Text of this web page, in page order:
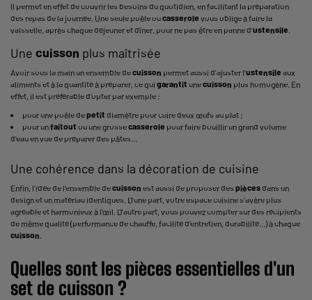
Il permet en effet de couvrir les besoins du quotidien, en facilitant la préparation
des repas de la journée. Une seule poêle oucasserole vous oblige à faire la
vaisselle, après chaque déjeuner et dîner, pour ne pas être en panne d'ustensile
Une cuisson plus maîtrisée
Avoir sous la main un ensemble decuisson permet aussi d'ajuster l'ustensile aux
aliments et à la quantité à préparer, ce qui garantit unecuisson plus homogène. En
effet, il est préférable d'opter par exemple :
pour une poêle depetit diamètre pour cuire deux œufs au plat ;
pour unfaitout ou une grossecasserole pour faire bouillir un grand volume
d'eau en vue de préparer des pâtes...
Une cohérence dans la décoration de cuisine
Enfin, l'idée de l'ensemble decuisson est aussi de proposer des piècesdans un
design et un matériau identiques. D'une part, votre espace cuisine s'avère plus
agréable et harmonieux à l'œil. D'autre part, vous pouvez compter sur des récipients
de même qualité (performance de chauffe, facilité d'entretien, durabilité...) à chaque
cuisson
Quelles sont les pièces essentielles d'un
set de cuisson ?